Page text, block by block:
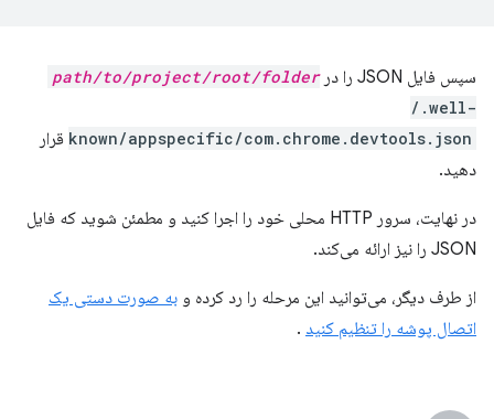
سپس فایل JSON را در
path/to/project/root/folder
/.well-
known/appspecific/com.chrome.devtools.json قرار
دهید.
در نهایت، سرور HTTP محلی خود را اجرا کنید و مطمئن شوید که فایل
JSON را نیز ارائه می‌کند.
از طرف دیگر، می‌توانید این مرحله را رد کرده و به صورت دستی یک
اتصال پوشه را تنظیم کنید .